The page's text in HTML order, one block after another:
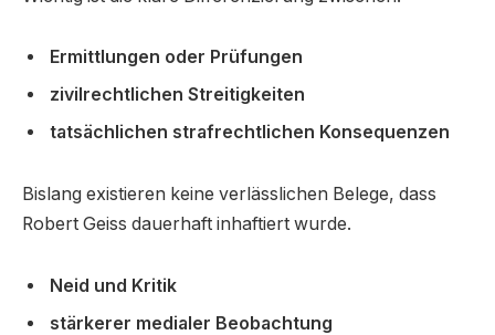
Ermittlungen oder Prüfungen
zivilrechtlichen Streitigkeiten
tatsächlichen strafrechtlichen Konsequenzen
Bislang existieren keine verlässlichen Belege, dass
Robert Geiss dauerhaft inhaftiert wurde.
Neid und Kritik
stärkerer medialer Beobachtung